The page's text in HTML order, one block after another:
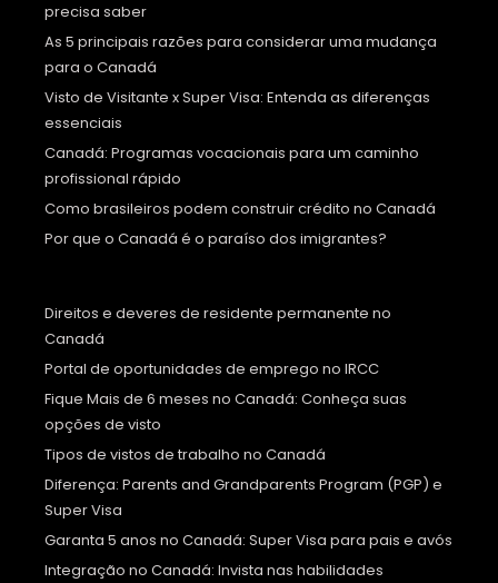
precisa saber
As 5 principais razões para considerar uma mudança
para o Canadá
Visto de Visitante x Super Visa: Entenda as diferenças
essenciais
Canadá: Programas vocacionais para um caminho
profissional rápido
Como brasileiros podem construir crédito no Canadá
Por que o Canadá é o paraíso dos imigrantes?
Direitos e deveres de residente permanente no
Canadá
Portal de oportunidades de emprego no IRCC
Fique Mais de 6 meses no Canadá: Conheça suas
opções de visto
Tipos de vistos de trabalho no Canadá
Diferença: Parents and Grandparents Program (PGP) e
Super Visa
Garanta 5 anos no Canadá: Super Visa para pais e avós
Integração no Canadá: Invista nas habilidades